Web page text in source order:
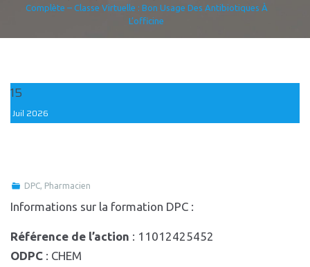
Complète – Classe Virtuelle : Bon Usage Des Antibiotiques À
L’officine
15
Juil 2026
DPC, Pharmacien
Informations sur la formation DPC :
Référence de l’action : 11012425452
ODPC : CHEM